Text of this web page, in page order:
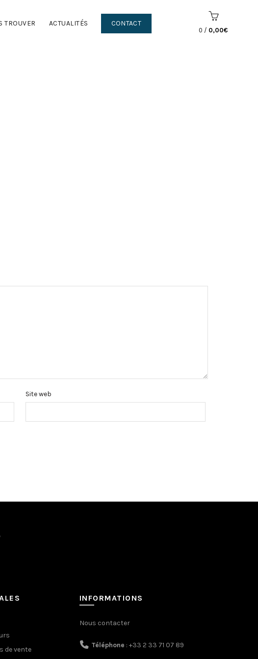
TROUVER ACTUALITÉS CONTACT
0 / 0,00€
Site web
de vente
INFORMATIONS
Nous contacter
Téléphone : +33 2 33 71 07 89